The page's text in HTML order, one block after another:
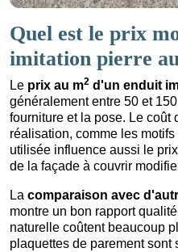
Quel est le prix
imitation pierre
Le prix au m2 d'un enduit
généralement entre 50 et
fourniture et la pose. Le coût
réalisation, comme les
utilisée influence aussi le
de la façade à couvrir
La comparaison avec
montre un bon rapport
naturelle coûtent beaucoup
plaquettes de parement sont